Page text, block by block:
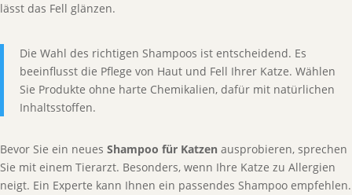
lässt das Fell glänzen.
Die Wahl des richtigen Shampoos ist entscheidend. Es
beeinflusst die Pflege von Haut und Fell Ihrer Katze. Wählen
Sie Produkte ohne harte Chemikalien, dafür mit natürlichen
Inhaltsstoffen.
Bevor Sie ein neues Shampoo für Katzen ausprobieren, sprechen
Sie mit einem Tierarzt. Besonders, wenn Ihre Katze zu Allergien
neigt. Ein Experte kann Ihnen ein passendes Shampoo empfehlen.